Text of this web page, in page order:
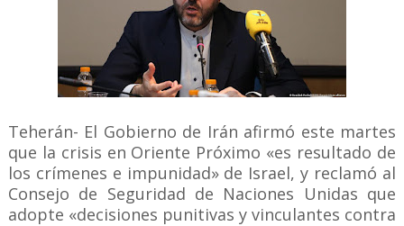
Teherán- El Gobierno de Irán afirmó este martes
que la crisis en Oriente Próximo «es resultado de
los crímenes e impunidad» de Israel, y reclamó al
Consejo de Seguridad de Naciones Unidas que
adopte «decisiones punitivas y vinculantes contra